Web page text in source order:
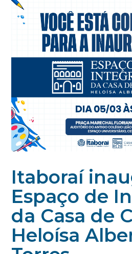
Itaboraí
Espaço de
da Casa de
Heloísa